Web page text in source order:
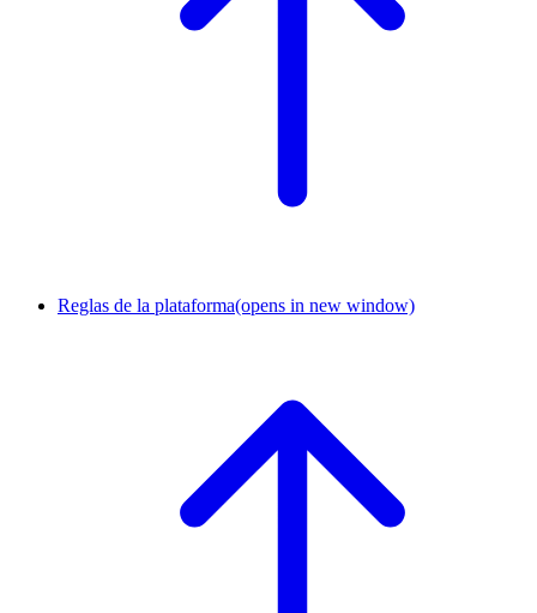
Reglas de la plataforma(opens in new window)